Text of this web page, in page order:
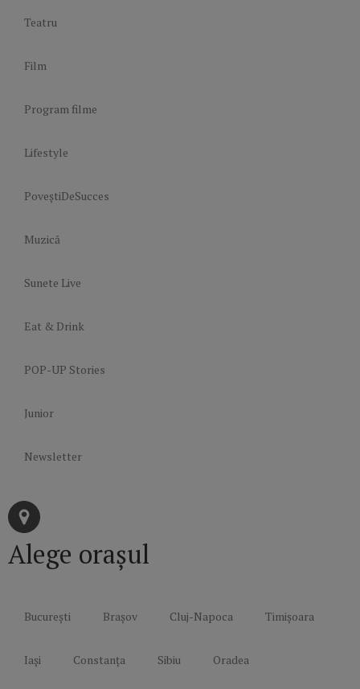
Teatru
Film
Program filme
Lifestyle
PoveștiDeSucces
Muzică
Sunete Live
Eat & Drink
POP-UP Stories
Junior
Newsletter
Alege orașul
București Brașov Cluj-Napoca Timișoara
Iași Constanța Sibiu Oradea